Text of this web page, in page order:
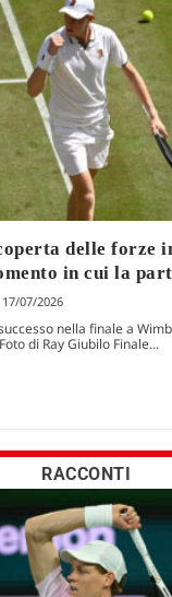
delle forze
in cui la
17/07/2026
nella finale a
di Ray Giubilo Finale...
RACCONTI